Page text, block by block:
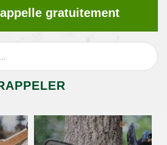
gratuitement